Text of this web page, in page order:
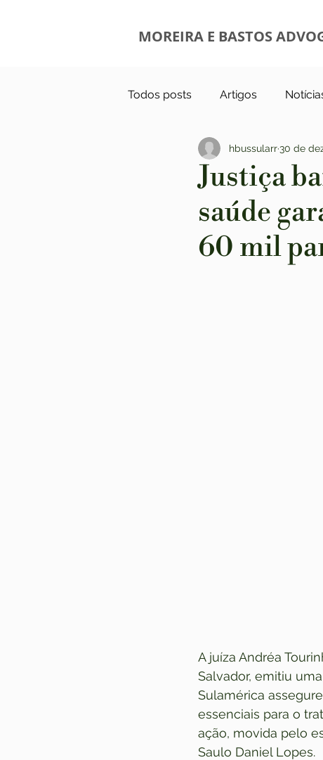
MOREIRA E BASTOS
Todos posts Artigos
Justiça
saúde
60 mil
hbussularr30 de
A juíza Andréa
Salvador, emitiu
Sulamérica
essenciais para o
ação, movida pelo
Saulo Daniel Lopes.